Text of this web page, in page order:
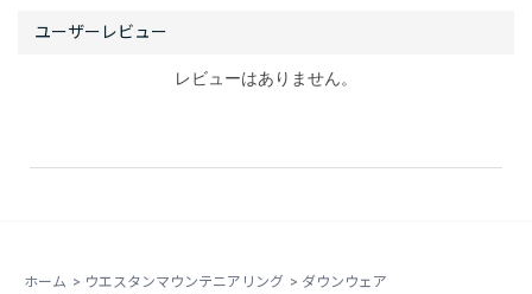
レビューはありません。
ホーム > ウエスタンマウンテニアリング > ダウンウェア